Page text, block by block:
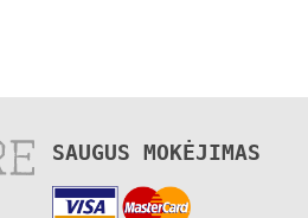
SAUGUS MOKĖJIMAS